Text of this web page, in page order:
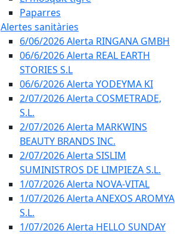
Paparres
Alertes sanitàries
6/06/2026 Alerta RINGANA GMBH
06/6/2026 Alerta REAL EARTH
STORIES S.L
06/6/2026 Alerta YODEYMA KI
2/07/2026 Alerta COSMETRADE,
S.L.
2/07/2026 Alerta MARKWINS
BEAUTY BRANDS INC.
2/07/2026 Alerta SISLIM
SUMINISTROS DE LIMPIEZA S.L.
1/07/2026 Alerta NOVA-VITAL
1/07/2026 Alerta ANEXOS AROMYA
S.L.
1/07/2026 Alerta HELLO SUNDAY